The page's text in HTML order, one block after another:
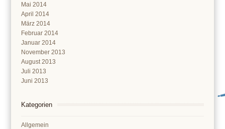
Mai 2014
April 2014
März 2014
Februar 2014
Januar 2014
November 2013
August 2013
Juli 2013
Juni 2013
Kategorien
Allgemein